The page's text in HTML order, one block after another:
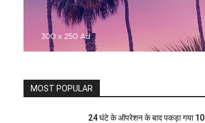
MOST POPULAR
24 घंटे के ऑपरेशन के बाद पकड़ा गया 10